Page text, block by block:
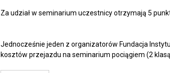
Za udział w seminarium uczestnicy otrzymają 5
Jednocześnie jeden z organizatorów Fundacja
kosztów przejazdu na seminarium pociągiem (2